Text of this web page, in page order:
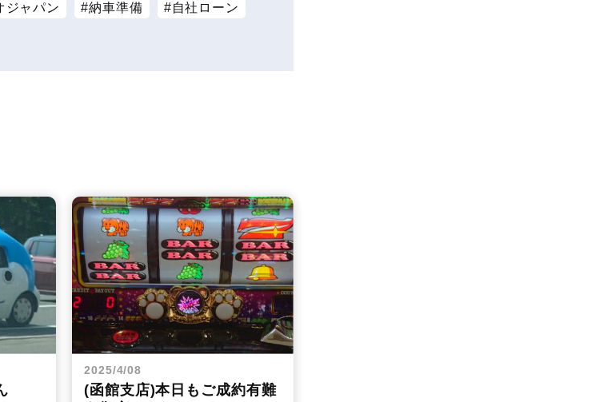
ジャパン 納車準備 自社ローン
2025/4/08
(函館支店)本日もご成約有難